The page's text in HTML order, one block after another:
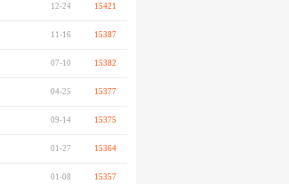
12-24 15421
11-16 15387
07-10 15382
04-25 15377
09-14 15375
01-27 15364
01-08 15357